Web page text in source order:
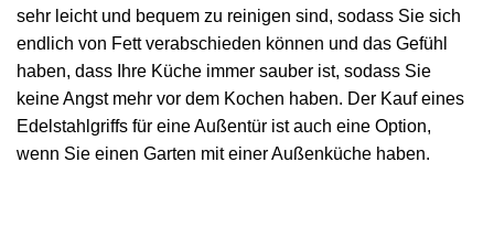
sehr leicht und bequem zu reinigen sind, sodass Sie sich
endlich von Fett verabschieden können und das Gefühl
haben, dass Ihre Küche immer sauber ist, sodass Sie
keine Angst mehr vor dem Kochen haben. Der Kauf eines
Edelstahlgriffs für eine Außentür ist auch eine Option,
wenn Sie einen Garten mit einer Außenküche haben.